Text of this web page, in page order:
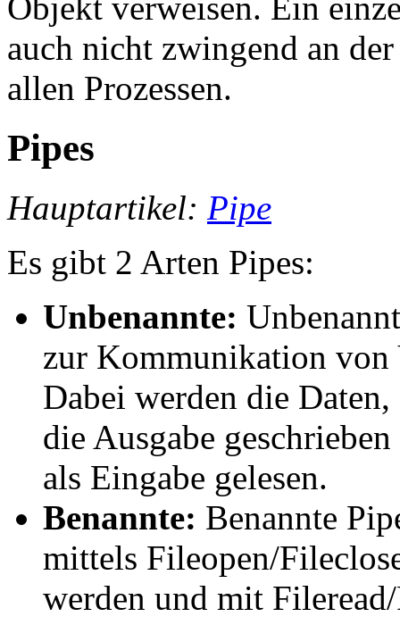
auch nicht zwingend an
allen Prozessen.
Pipes
Hauptartikel: Pipe
Es gibt 2 Arten Pipes:
Unbenannte:
zur Kommunikation von
Dabei werden die
die Ausgabe
als Eingabe gelesen.
Benannte: Benannte
mittels Fileopen/
werden und mit